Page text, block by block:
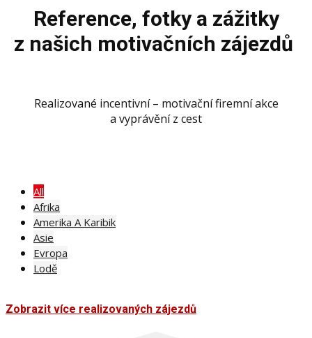
Reference, fotky a zážitky
z našich motivačních zájezdů
Realizované incentivní – motivační firemní akce
a vyprávění z cest
All
Afrika
Amerika A Karibik
Asie
Evropa
Lodě
Zobrazit více realizovaných zájezdů